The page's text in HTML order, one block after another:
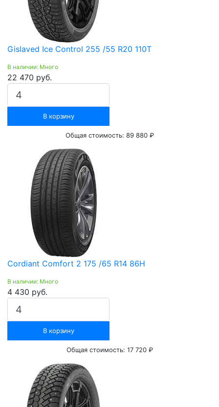
Gislaved Ice Control 255 /55 R20 110T
В наличии: Много
22 470 руб.
В корзину
Общая стоимость: 89 880 ₽
Cordiant Comfort 2 175 /65 R14 86H
В наличии: Много
4 430 руб.
В корзину
Общая стоимость: 17 720 ₽